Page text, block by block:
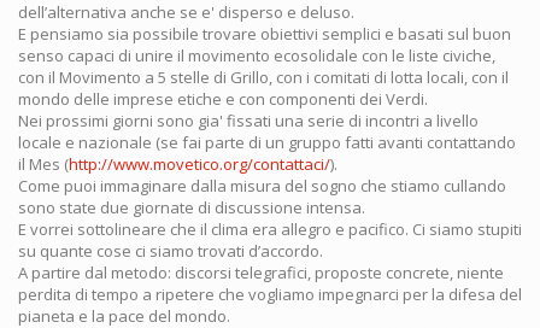
dell’alternativa anche se e' disperso e deluso.
E pensiamo sia possibile trovare obiettivi semplici e basati sul buon
senso capaci di unire il movimento ecosolidale con le liste civiche,
con il Movimento a 5 stelle di Grillo, con i comitati di lotta locali, con il
mondo delle imprese etiche e con componenti dei Verdi.
Nei prossimi giorni sono gia' fissati una serie di incontri a livello
locale e nazionale (se fai parte di un gruppo fatti avanti contattando
il Mes (http://www.movetico.org/contattaci/).
Come puoi immaginare dalla misura del sogno che stiamo cullando
sono state due giornate di discussione intensa.
E vorrei sottolineare che il clima era allegro e pacifico. Ci siamo stupiti
su quante cose ci siamo trovati d’accordo.
A partire dal metodo: discorsi telegrafici, proposte concrete, niente
perdita di tempo a ripetere che vogliamo impegnarci per la difesa del
pianeta e la pace del mondo.